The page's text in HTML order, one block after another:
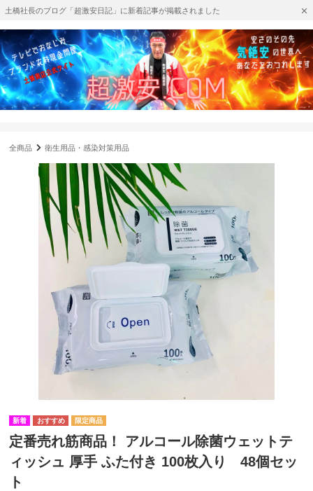
土橋社長のブログ「超激安日記」に新着記事が掲載されました
全商品 衛生用品・感染対策用品
定番売れ筋商品！ アルコール除菌ウェットテ
ィッシュ 厚手 ふた付き 100枚入り 48個セッ
ト